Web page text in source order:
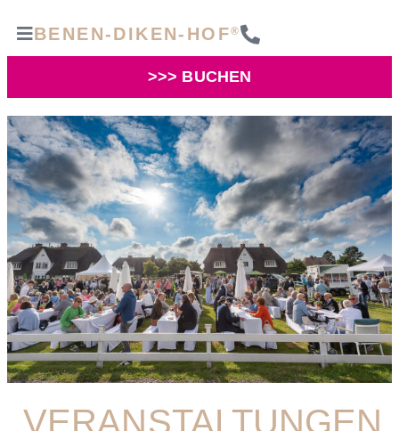
BENEN-DIKEN-HOF®
>>> BUCHEN
VERANSTALTUNGEN